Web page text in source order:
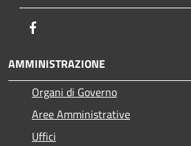
AMMINISTRAZIONE
Organi di Governo
Aree Amministrative
Uffici